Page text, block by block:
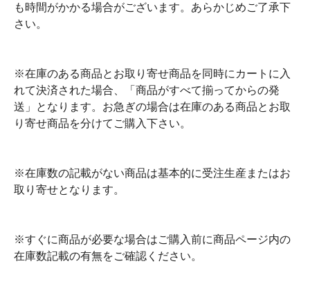
も時間がかかる場合がございます。あらかじめご了承下
さい。
※在庫のある商品とお取り寄せ商品を同時にカートに入
れて決済された場合、「商品がすべて揃ってからの発
送」となります。お急ぎの場合は在庫のある商品とお取
り寄せ商品を分けてご購入下さい。
※在庫数の記載がない商品は基本的に受注生産またはお
取り寄せとなります。
※すぐに商品が必要な場合はご購入前に商品ページ内の
在庫数記載の有無をご確認ください。